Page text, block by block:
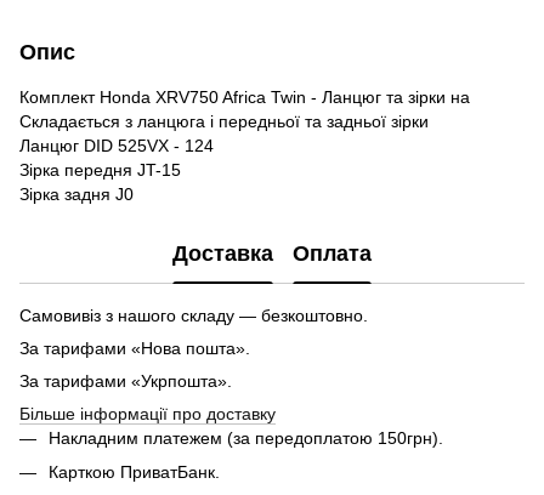
Опис
Комплект Honda XRV750 Africa Twin - Ланцюг та зірки на
Складається з ланцюга і передньої та задньої зірки
Ланцюг DID 525VX - 124
Зірка передня JT-15
Зірка задня J0
Доставка Оплата
Самовивіз з нашого складу — безкоштовно.
За тарифами «Нова пошта».
За тарифами «Укрпошта».
Більше інформації про доставку
Накладним платежем (за передоплатою 150грн).
Карткою ПриватБанк.